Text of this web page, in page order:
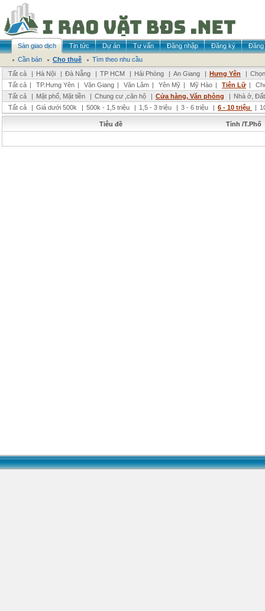
Sàn giao dịch Tin tức Dự án Tư vấn Đăng nhập Đăng ký
Đăng
Cần bán
Cho thuê
Tìm theo nhu cầu
Tất cả
| Hà Nội | Đà Nẵng | TP HCM | Hải Phòng | An Giang | Hưng Yên |
Tất cả | TP.Hưng Yên | Văn Giang | Văn Lâm | Yên Mỹ | Mỹ Hào | Tiên Lữ |
Tất cả
| Mặt phố, Mặt tiền | Chung cư ,căn hộ | Cửa hàng, Văn phòng | Nhà ở,
Tất cả
| Giá dưới 500k | 500k - 1,5 triệu | 1,5 - 3 triệu | 3 - 6 triệu | 6 - 10 triệu |
Tiêu đề Tỉnh /T.Phố